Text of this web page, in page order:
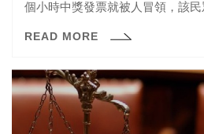
個小時中獎發票就被人冒領，該
READ MORE